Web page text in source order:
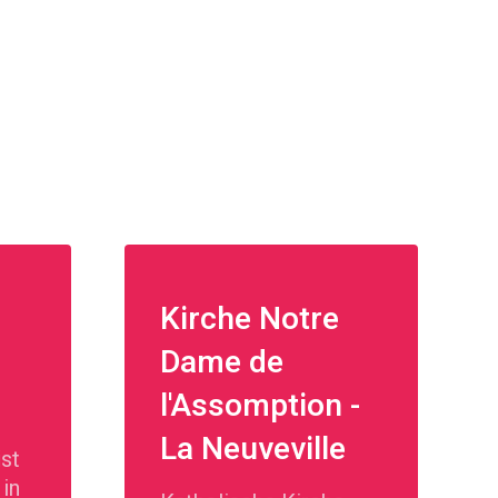
Kirche Notre
Dame de
l'Assomption -
La Neuveville